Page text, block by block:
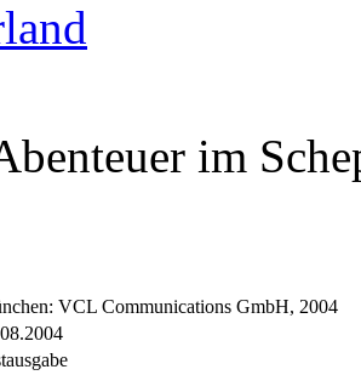
im
VCL Communications GmbH, 2004